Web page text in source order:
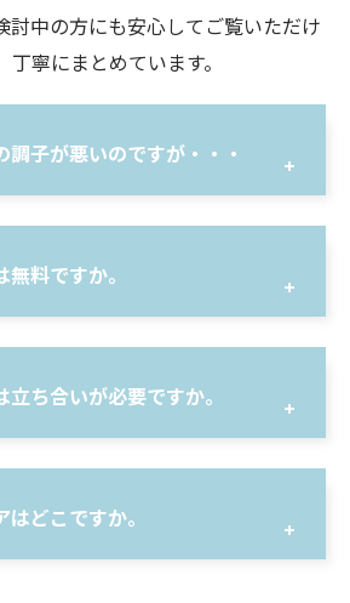
討中の方にも安心してご覧いただけ
丁寧にまとめています。
調子が悪いのですが・・・
料ですか。
立ち合いが必要ですか。
どこですか。